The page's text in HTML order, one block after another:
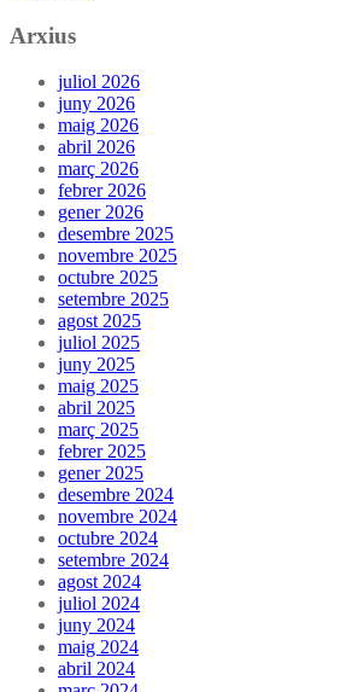
Arxius
juliol 2026
juny 2026
maig 2026
abril 2026
març 2026
febrer 2026
gener 2026
desembre 2025
novembre 2025
octubre 2025
setembre 2025
agost 2025
juliol 2025
juny 2025
maig 2025
abril 2025
març 2025
febrer 2025
gener 2025
desembre 2024
novembre 2024
octubre 2024
setembre 2024
agost 2024
juliol 2024
juny 2024
maig 2024
abril 2024